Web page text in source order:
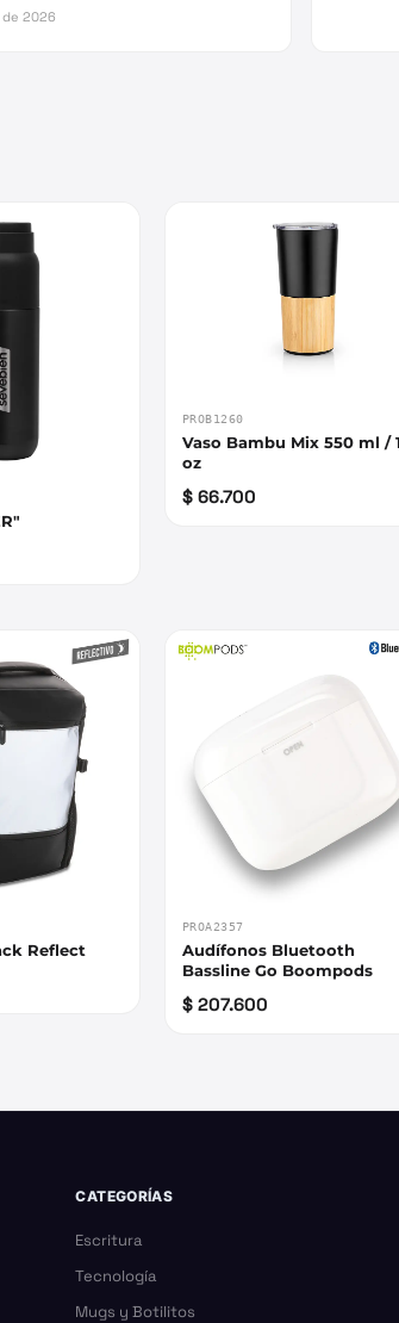
de 2026
PROB1260
Vaso Bambu Mix 550 ml /
oz
$ 66.700
Reflect
PROA2357
Audífonos Bluetooth
Bassline Go Boompods
$ 207.600
CATEGORÍAS
Escritura
Tecnología
Mugs y Botilitos